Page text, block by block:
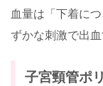
血量は「下着に
ずかな刺激で出
子宮頸管ポ